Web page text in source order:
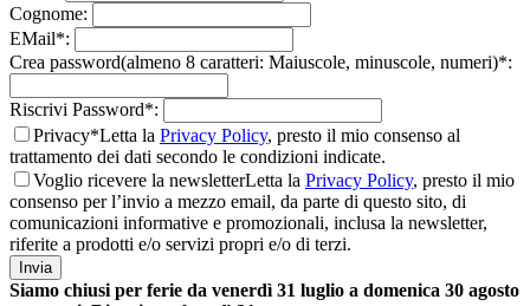
Cognome:
EMail*:
Crea password(almeno 8 caratteri: Maiuscole, minuscole, numeri)*:
Riscrivi Password*:
Privacy*Letta la Privacy Policy, presto il mio consenso al
trattamento dei dati secondo le condizioni indicate.
Voglio ricevere la newsletterLetta la Privacy Policy, presto il mio
consenso per l’invio a mezzo email, da parte di questo sito, di
comunicazioni informative e promozionali, inclusa la newsletter,
riferite a prodotti e/o servizi propri e/o di terzi.
Invia
Siamo chiusi per ferie da venerdì 31 luglio a domenica 30 agosto